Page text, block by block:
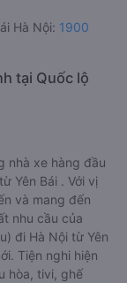
Hà Nội: 1900
tại Quốc lộ
nhà xe hàng đầu
Yên Bái . Với vị
và mang đến
nhu cầu của
đi Hà Nội từ Yên
Tiện nghi hiện
hòa, tivi, ghế